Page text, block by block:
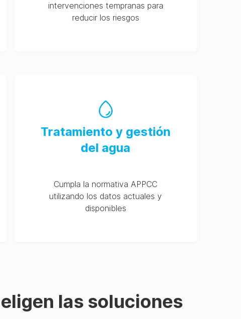
intervenciones tempranas para
reducir los riesgos
Tratamiento y gestión
del agua
Cumpla la normativa APPCC
utilizando los datos actuales y
disponibles
las soluciones